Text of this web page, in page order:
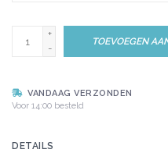
+
-
TOEVOEGEN
VANDAAG VERZONDEN
Voor 14:00 besteld
DETAILS